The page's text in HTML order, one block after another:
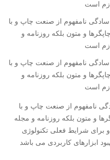
است
سادگی نامفهوم از صنعت چاپ و با
و متون بلکه روزنامه و
است
سادگی نامفهوم از صنعت چاپ و با
و متون بلکه روزنامه و
است
نامفهوم از صنعت چاپ و با
و متون بلکه روزنامه و مجله
برای شرایط فعلی تکنولوژی
ابزارهای کاربردی می باشد